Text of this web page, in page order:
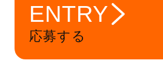
ENTRY
応募する